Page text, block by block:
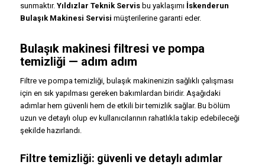
sunmaktır. Yıldızlar Teknik Servisbu yaklaşımı İskenderun
Bulaşık Makinesi Servisi müşterilerine garanti eder.
Bulaşık makinesi filtresi ve pompa
temizliği — adım adım
Filtre ve pompa temizliği, bulaşık makinenizin sağlıklı çalışması
için en sık yapılması gereken bakımlardan biridir. Aşağıdaki
adımlar hem güvenli hem de etkili bir temizlik sağlar. Bu bölüm
uzun ve detaylı olup ev kullanıcılarının rahatlıkla takip edebileceği
şekilde hazırlandı.
Filtre temizliği: güvenli ve detaylı adımlar